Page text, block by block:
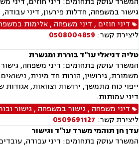
גישור במשפחה, חדלות פירעון, דיני
דיני חוזים , דיני משפחה ,אלימות
ליצירת קשר: 0508004859
טליה דניאלי עו"ד בוררת ומגשרת
המשרד עוסק בתחומים: דיני משפחה, גישור
משמורת, גירושין, הורות חד מינית,
ייפוי כוח מתמשך, ירושות וצוואות,
דיני עמותות.
דיני משפחה ,גישור במשפחה ,גישור
ליצירת קשר: 0509691127
עדן חן תוהמי משרד עו"ד וגישור
המשרד עוסק בתחומים: דיני עבודה, עובדים